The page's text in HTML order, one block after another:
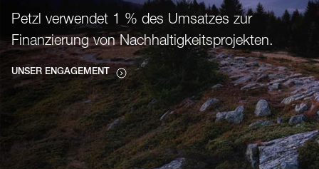
Petzl verwendet 1 % des Umsatzes zur
Finanzierung von Nachhaltigkeitsprojekten.
UNSER ENGAGEMENT